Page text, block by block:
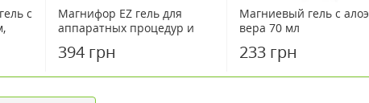
с
Магнифор EZ гель для
аппаратных процедур и
394 грн
Магниевый гель с алоэ
вера 70 мл
233 грн